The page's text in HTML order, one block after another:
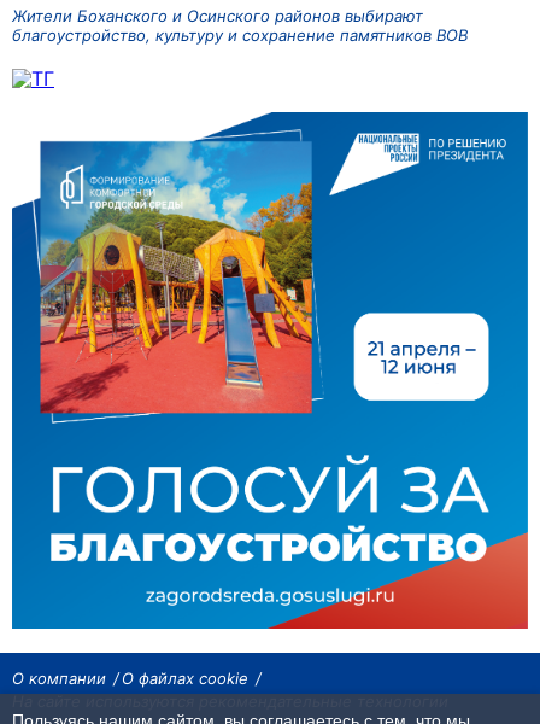
Жители Боханского и Осинского районов выбирают
благоустройство, культуру и сохранение памятников ВОВ
О компании
О файлах cookie